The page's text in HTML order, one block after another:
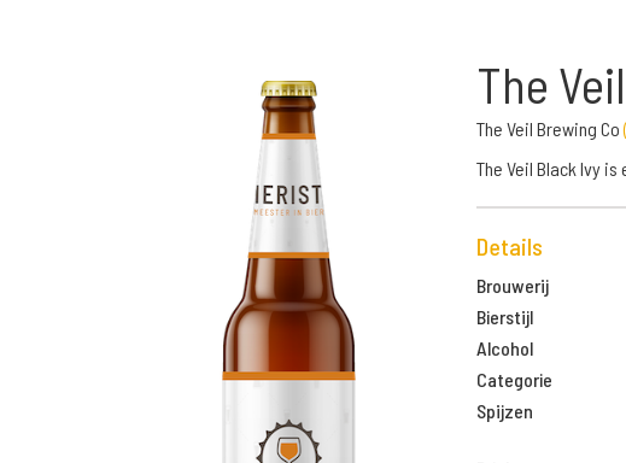
The
The Veil Brewing Co(
The Veil Black Ivy is
Details
Brouwerij
Bierstijl
Alcohol
Categorie
Spijzen